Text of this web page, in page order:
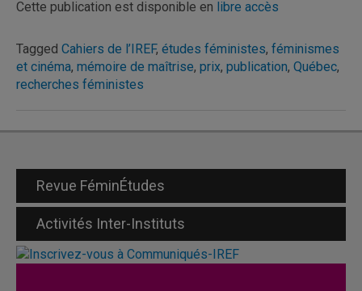
Cette publication est disponible en libre accès
Tagged Cahiers de l’IREF, études féministes, féminismes
et cinéma, mémoire de maîtrise, prix, publication, Québec,
recherches féministes
Revue FéminÉtudes
Activités Inter-Instituts